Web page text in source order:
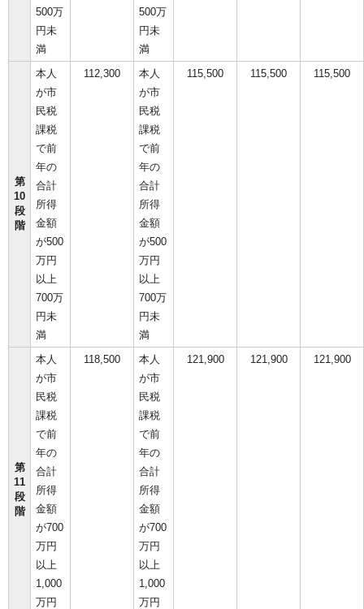
500万
円未
満
500万
円未
満
第
10
段
階
本人
が市
民税
課税
で前
年の
合計
所得
金額
が500
万円
以上
700万
円未
満
112,300
本人
が市
民税
課税
で前
年の
合計
所得
金額
が500
万円
以上
700万
円未
満
115,500 115,500 115,500
第
11
段
階
本人
が市
民税
課税
で前
年の
合計
所得
金額
が700
万円
以上
1,000
万円
118,500
本人
が市
民税
課税
で前
年の
合計
所得
金額
が700
万円
以上
1,000
万円
121,900 121,900 121,900